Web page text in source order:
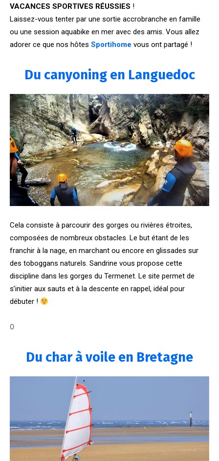
VACANCES SPORTIVES RÉUSSIES !
Laissez-vous tenter par une sortie accrobranche en famille
ou une session aquabike en mer avec des amis. Vous allez
adorer ce que nos hôtes Sportihome vous ont partagé !
Du canyoning en Languedoc
Cela consiste à parcourir des gorges ou rivières étroites,
composées de nombreux obstacles. Le but étant de les
franchir à la nage, en marchant ou encore en glissades sur
des toboggans naturels. Sandrine vous propose cette
discipline dans les gorges du Termenet. Le site permet de
s’initier aux sauts et à la descente en rappel, idéal pour
débuter !
0
Du char à voile en Bretagne